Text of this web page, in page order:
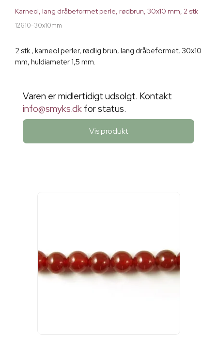
Karneol, lang dråbeformet perle, rødbrun, 30x10 mm, 2 stk
12610-30x10mm
2 stk., karneol perler, rødlig brun, lang dråbeformet, 30x10
mm, huldiameter 1,5 mm.
Varen er midlertidigt udsolgt. Kontakt
info@smyks.dk for status.
Vis produkt